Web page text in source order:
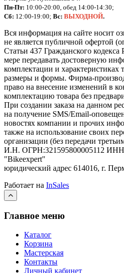
Пн-Пт: 10:00-20:00, обед 14:00-14:30;
Сб: 12:00-19:00; Вс: ВЫХОДНОЙ.
Вся информация на сайте носит
не является публичной офертой
Статьи 437 Гражданского
мере передавать достоверную
комплектации и характеристиках
размеры и формы. Фирма-
право на внесение изменений в
комплектацию товара без
При создании заказа на данном
на получение SMS/Email-
новостях компании и прочих
также на использование своих
организации (без передачи
И.Н. ОГРН:321595800005112
"Bikeexpert"
юридический адрес 614016, г.
Работает на InSales
Главное меню
Каталог
Корзина
Мастерская
Контакты
Личный кабинет